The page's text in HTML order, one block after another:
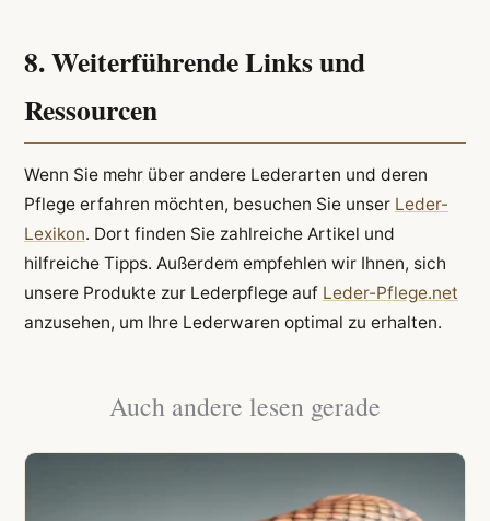
8. Weiterführende Links und
Ressourcen
Wenn Sie mehr über andere Lederarten und deren
Pflege erfahren möchten, besuchen Sie unser Leder-
Lexikon. Dort finden Sie zahlreiche Artikel und
hilfreiche Tipps. Außerdem empfehlen wir Ihnen, sich
unsere Produkte zur Lederpflege auf Leder-Pflege.net
anzusehen, um Ihre Lederwaren optimal zu erhalten.
Auch andere lesen gerade